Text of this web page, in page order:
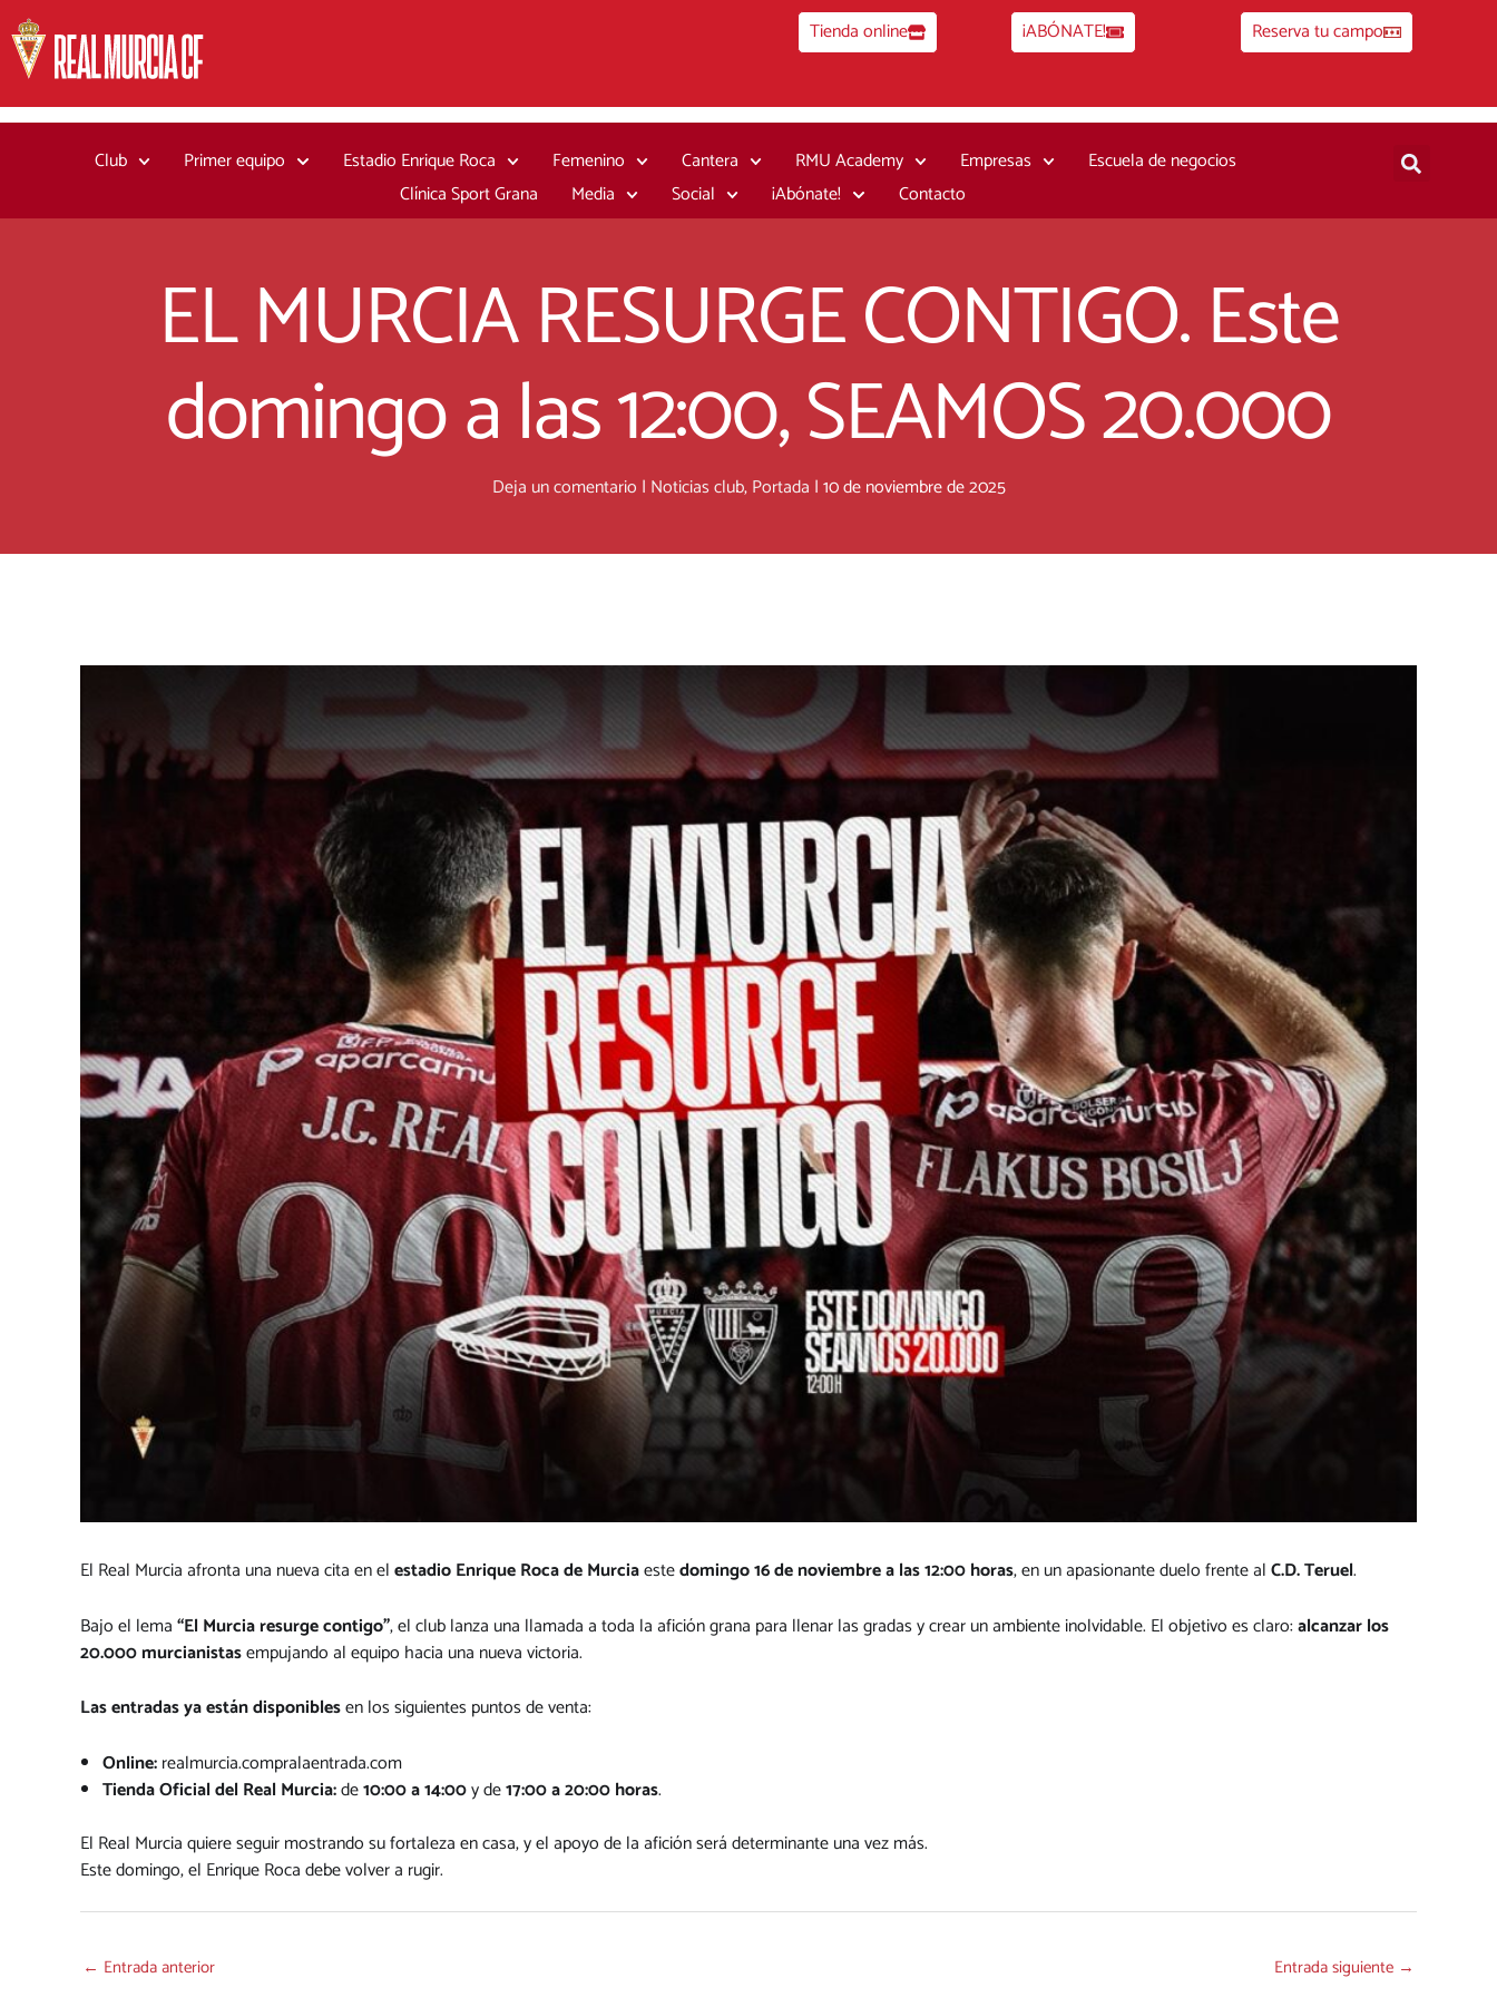
al
contenido
Tienda online ¡ABÓNATE! Reserva tu campo
Club Primer equipo Estadio Enrique Roca Femenino Cantera RMU Academy Empresas
Escuela de negocios
Clínica Sport Grana
Media Social ¡Abónate! Contacto
EL MURCIA RESURGE CONTIGO. Este
domingo a las 12:00, SEAMOS 20.000
Deja un comentario | Noticias club,Portada |10 de noviembre de 2025
El Real Murcia afronta una nueva cita en elestadio Enrique Roca de Murciaestedomingo 16 de noviembre a las 12:00 horas, en un apasionante duelo frente alC.D. Teruel.
Bajo el lema“El Murcia resurge contigo”, el club lanza una llamada a toda la afición grana para llenar las gradas y crear un ambiente inolvidable. El objetivo es claro:alcanzar los
20.000 murcianistasempujando al equipo hacia una nueva victoria.
Las entradas ya están disponiblesen los siguientes puntos de venta:
Online:realmurcia.compralaentrada.com
Tienda Oficial del Real Murcia:de10:00 a 14:00y de17:00 a 20:00 horas.
El Real Murcia quiere seguir mostrando su fortaleza en casa, y el apoyo de la afición será determinante una vez más.
Este domingo, el Enrique Roca debe volver a rugir.
← Entrada anterior Entrada siguiente →